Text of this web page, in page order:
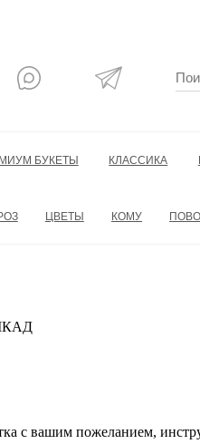
БУКЕТЫ КЛАССИКА
ЦВЕТЫ КОМУ
МКАД
с вашим пожеланием,